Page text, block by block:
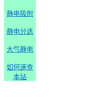
静电吸附
静电分选
大气静电
如何速查
本站